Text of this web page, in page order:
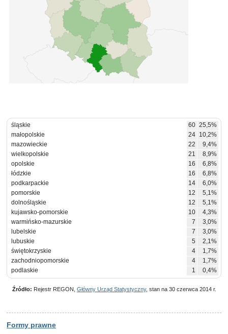
śląskie 60 25,5%
małopolskie
24 10,2%
mazowieckie
22
9,4%
wielkopolskie
21
8,9%
opolskie
16
6,8%
łódzkie
16
6,8%
podkarpackie
14
6,0%
pomorskie
12
5,1%
dolnośląskie
12
5,1%
kujawsko-pomorskie
10
4,3%
warmińsko-mazurskie
7
3,0%
lubelskie
7
3,0%
lubuskie
5
2,1%
świętokrzyskie
4
1,7%
zachodniopomorskie
4
1,7%
podlaskie
1 0,4%
Źródło: Rejestr REGON, Główny Urząd Statystyczny, stan na 30 czerwca 2014 r.
Formy prawne